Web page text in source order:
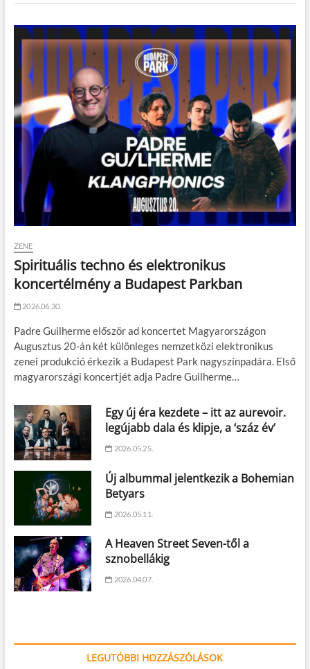
ZENE
Spirituális techno és elektronikus
koncertélmény a Budapest Parkban
2026.06.30.
Padre Guilherme először ad koncertet Magyarországon
Augusztus 20-án két különleges nemzetközi elektronikus
zenei produkció érkezik a Budapest Park nagyszínpadára. Első
magyarországi koncertjét adja Padre Guilherme…
Egy új éra kezdete – itt az aurevoir.
legújabb dala és klipje, a ‘száz év’
2026.05.25.
Új albummal jelentkezik a Bohemian
Betyars
2026.05.11.
A Heaven Street Seven-től a
sznobellákig
2026.04.07.
LEGUTÓBBI HOZZÁSZÓLÁSOK